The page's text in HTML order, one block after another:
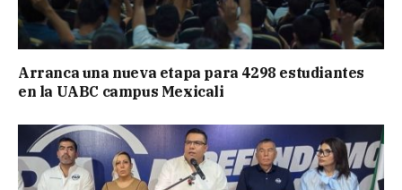
Arranca una nueva etapa para 4298 estudiantes
en la UABC campus Mexicali